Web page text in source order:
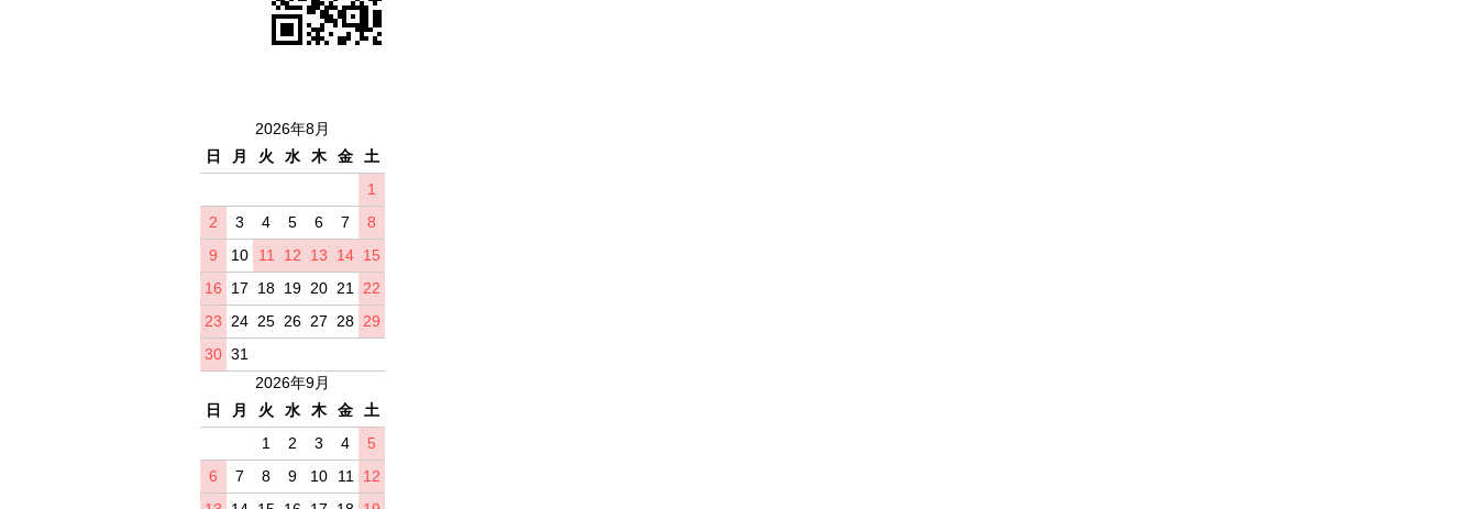
2026年8月
日
月 火 水 木 金
土
1
2
3 4 5 6 7
8
9
10 11 12 13 14 15
16
17 18 19 20 21
22
23
24 25 26 27 28 29
30 31
2026年9月
日
月 火 水 木 金
土
1
2 3 4
5
6
7 8 9 10 11
12